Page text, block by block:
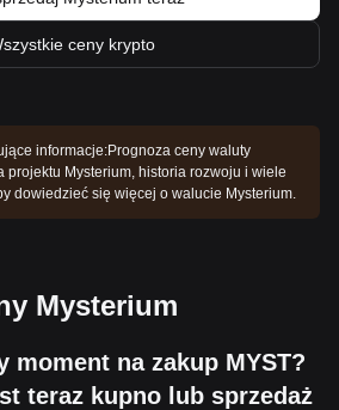
ceny krypto
informacje:Prognoza ceny waluty
projektu Mysterium, historia rozwoju i wiele
dowiedzieć się więcej o walucie Mysterium.
Mysterium
moment na zakup MYST?
teraz kupno lub sprzedaż